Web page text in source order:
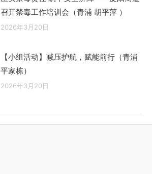
召开禁毒工作培训会（青浦 胡平萍 ）
2026年3月20日
【小组活动】减压护航，赋能前行（青浦
平家栋）
2026年3月20日